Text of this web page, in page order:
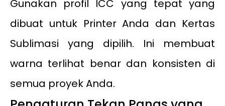
Gunakan profil ICC yang tepat yang
dibuat untuk Printer Anda dan Kertas
Sublimasi yang dipilih. Ini membuat
warna terlihat benar dan konsisten di
semua proyek Anda.